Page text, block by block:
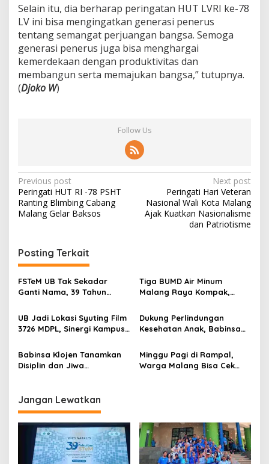
g
a
d
i
T
M
Selain itu, dia berharap peringatan HUT LVRI ke-78
LV ini bisa mengingatkan generasi penerus
tentang semangat perjuangan bangsa. Semoga
generasi penerus juga bisa menghargai
kemerdekaan dengan produktivitas dan
membangun serta memajukan bangsa,” tutupnya.
(Djoko W)
Follow Us
P
o
s
n
a
v
i
g
a
t
i
n
Previous post
Peringati HUT RI -78 PSHT
Ranting Blimbing Cabang
Malang Gelar Baksos
Next post
Peringati Hari Veteran
Nasional Wali Kota Malang
Ajak Kuatkan Nasionalisme
dan Patriotisme
Posting Terkait
FSTeM UB Tak Sekadar
Ganti Nama, 39 Tahun
Trendsetter Sains dan
Teknologi
Tiga BUMD Air Minum
Malang Raya Kompak,
Tapi Juga Prestasi
UB Jadi Lokasi Syuting Film
3726 MDPL, Sinergi Kampus
Hadirkan Pengalaman
Nyata bagi Mahasiswa
Dukung Perlindungan
Kesehatan Anak, Babinsa
Imunisasi 2026
Babinsa Klojen Tanamkan
Disiplin dan Jiwa
Malang
Minggu Pagi di Rampal,
Warga Malang Bisa Cek
Jangan Lewatkan